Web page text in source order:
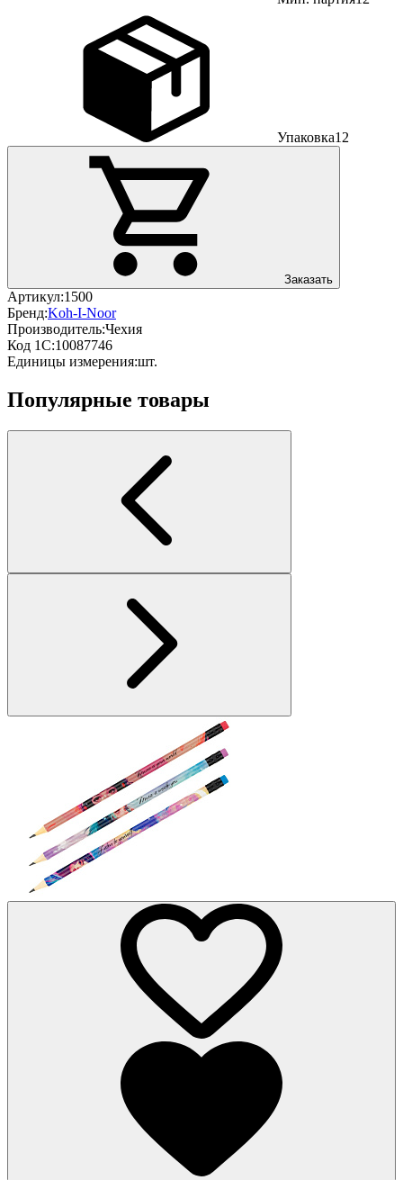
Упаковка12
Заказать
Артикул:1500
Бренд:Koh-I-Noor
Производитель:Чехия
Код 1С:10087746
Единицы измерения:шт.
Популярные товары